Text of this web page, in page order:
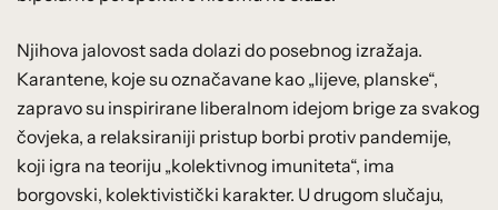
Njihova jalovost sada dolazi do posebnog izražaja.
Karantene, koje su označavane kao „lijeve, planske“,
zapravo su inspirirane liberalnom idejom brige za svakog
čovjeka, a relaksiraniji pristup borbi protiv pandemije,
koji igra na teoriju „kolektivnog imuniteta“, ima
borgovski, kolektivistički karakter. U drugom slučaju,